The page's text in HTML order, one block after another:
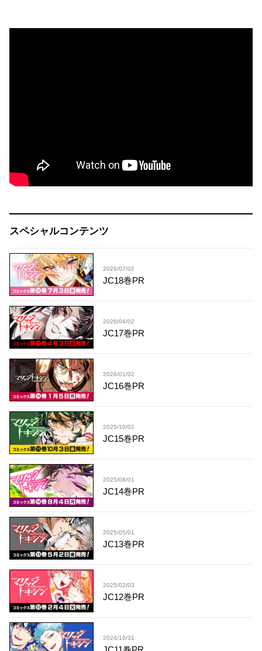
スペシャルコンテンツ
2026/07/02
JC18巻PR
2026/04/02
JC17巻PR
2026/01/02
JC16巻PR
2025/10/02
JC15巻PR
2025/08/01
JC14巻PR
2025/05/01
JC13巻PR
2025/02/03
JC12巻PR
2024/10/31